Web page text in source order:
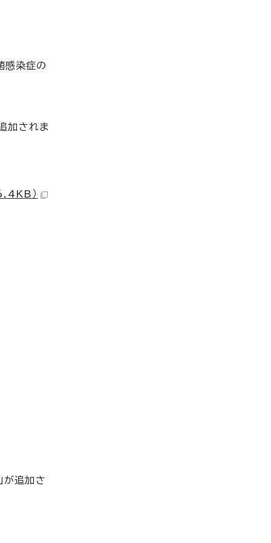
感染症の
加されま
）
が追加さ